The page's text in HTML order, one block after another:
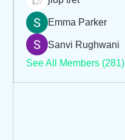
Emma Parker
Sanvi Rughwani
See All Members (281)